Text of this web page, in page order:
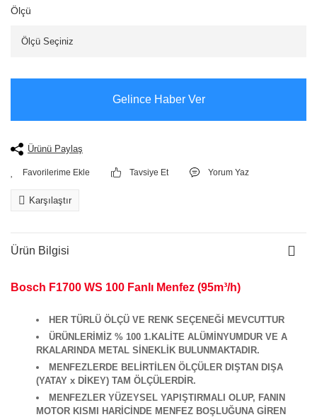
Ölçü
Gelince Haber Ver
Ürünü Paylaş
Tavsiye Et Yorum Yaz
Karşılaştır
Ürün Bilgisi
Bosch F1700 WS 100 Fanlı Menfez (95m³/h)
HER TÜRLÜ ÖLÇÜ VE RENK SEÇENEĞİ MEVCUTTUR
ÜRÜNLERİMİZ % 100 1.KALİTE ALÜMİNYUMDUR VE A
RKALARINDA METAL SİNEKLİK BULUNMAKTADIR.
MENFEZLERDE BELİRTİLEN ÖLÇÜLER DIŞTAN DIŞA
(YATAY x DİKEY) TAM ÖLÇÜLERDİR.
MENFEZLER YÜZEYSEL YAPIŞTIRMALI OLUP, FANIN
MOTOR KISMI HARİCİNDE MENFEZ BOŞLUĞUNA GİREN